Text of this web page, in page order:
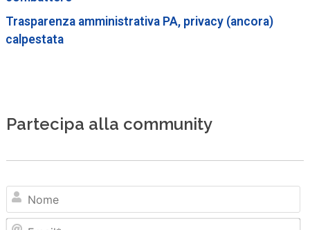
Trasparenza amministrativa PA, privacy (ancora)
calpestata
Partecipa alla community